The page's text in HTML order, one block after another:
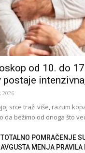
od 10. do
postaje
2026
srce traži više, razum
da bežimo od onoga što
TOTALNO POMRAČENJE
AVGUSTA MENJA